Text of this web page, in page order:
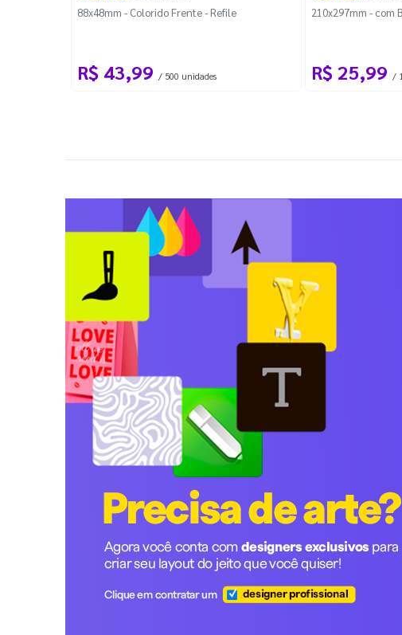
88x48mm - Colorido Frente - Refile
R$ 43,99 / 500 unidades
210x297mm - com
R$ 25,99 /